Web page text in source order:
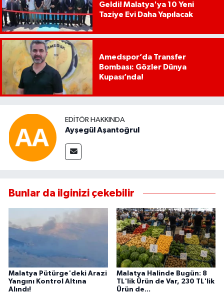
Geldi! Malatya'ya 10 Yeni
Taziye Evi Daha Yapılacak
Amedspor’da Transfer
Bombası: Gözler Dünya
Kupası’nda!
EDITÖR HAKKINDA
Ayşegül Aşantoğrul
Bunlar da ilginizi çekebilir
Malatya Pütürge'deki Arazi
Yangını Kontrol Altına
Alındı!
Malatya Halinde Bugün: 8
TL'lik Ürün de Var, 230 TL'lik
Ürün de...